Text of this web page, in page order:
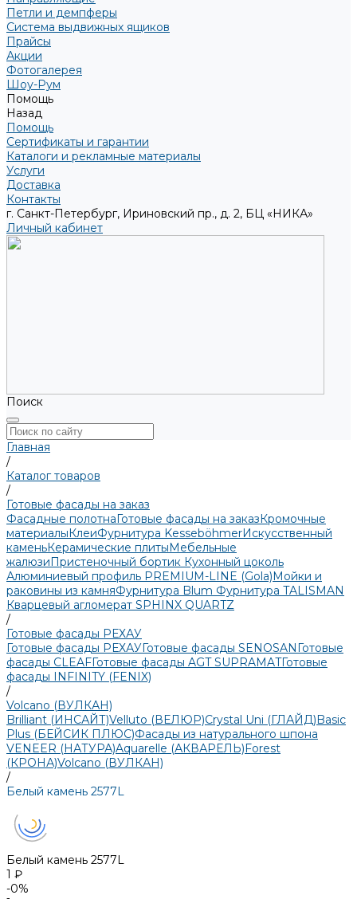
Петли и демпферы
Система выдвижных ящиков
Прайсы
Акции
Фотогалерея
Шоу-Рум
Помощь
Назад
Помощь
Сертификаты и гарантии
Каталоги и рекламные материалы
Услуги
Доставка
Контакты
г. Санкт-Петербург, Ириновский пр., д. 2, БЦ «НИКА»
Личный кабинет
Поиск
Главная
/
Каталог товаров
/
Готовые фасады на заказ
Фасадные полотнаГотовые фасады на заказКромочные
материалыКлеиФурнитура KesseböhmerИскусственный
каменьКерамические плитыМебельные
жалюзиПристеночный бортик Кухонный цоколь
Алюминиевый профиль PREMIUM-LINE (Gola)Мойки и
раковины из камняФурнитура Blum Фурнитура TALISMAN
Кварцевый агломерат SPHINX QUARTZ
/
Готовые фасады РЕХАУ
Готовые фасады РЕХАУГотовые фасады SENOSANГотовые
фасады CLEAFГотовые фасады AGT SUPRAMATГотовые
фасады INFINITY (FENIX)
/
Volcano (ВУЛКАН)
Brilliant (ИНСАЙТ)Velluto (ВЕЛЮР)Crystal Uni (ГЛАЙД)Basic
Plus (БЕЙСИК ПЛЮС)Фасады из натурального шпона
VENEER (НАТУРА)Aquarelle (АКВАРЕЛЬ)Forest
(КРОНА)Volcano (ВУЛКАН)
/
Белый камень 2577L
Белый камень 2577L
1 ₽
-0%